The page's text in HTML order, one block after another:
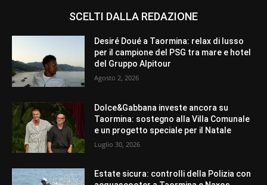
SCELTI DALLA REDAZIONE
Desiré Doué a Taormina: relax di lusso
per il campione del PSG tra mare e hotel
del Gruppo Alpitour
Agosto 2, 2026
Dolce&Gabbana investe ancora su
Taormina: sostegno alla Villa Comunale
e un progetto speciale per il Natale
Luglio 30, 2026
Estate sicura: controlli della Polizia con